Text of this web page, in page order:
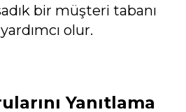
bir müşteri tabanı
olur.
Yanıtlama